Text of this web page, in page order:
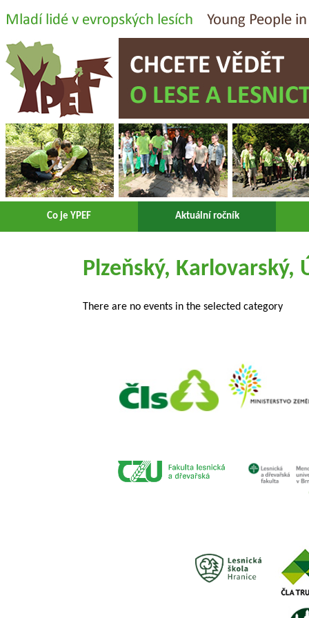
Co je YPEF Aktuální ročník
Plzeňský, Karlovarský,
There are no events in the selected category